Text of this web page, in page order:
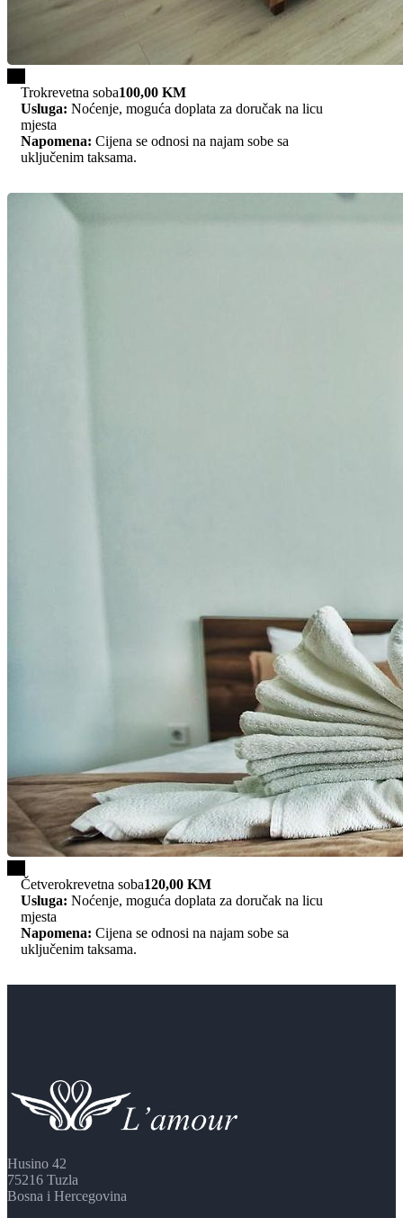
Trokrevetna soba100,00 KM
Usluga: Noćenje, moguća doplata za doručak na licu
mjesta
Napomena: Cijena se odnosi na najam sobe sa
uključenim taksama.
Četverokrevetna soba120,00 KM
Usluga: Noćenje, moguća doplata za doručak na licu
mjesta
Napomena: Cijena se odnosi na najam sobe sa
uključenim taksama.
Husino 42
75216 Tuzla
Bosna i Hercegovina